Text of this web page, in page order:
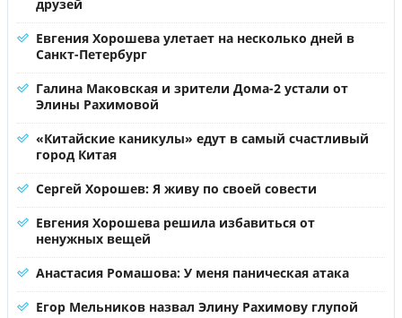
друзей
Евгения Хорошева улетает на несколько дней в
Санкт-Петербург
Галина Маковская и зрители Дома-2 устали от
Элины Рахимовой
«Китайские каникулы» едут в самый счастливый
город Китая
Сергей Хорошев: Я живу по своей совести
Евгения Хорошева решила избавиться от
ненужных вещей
Анастасия Ромашова: У меня паническая атака
Егор Мельников назвал Элину Рахимову глупой